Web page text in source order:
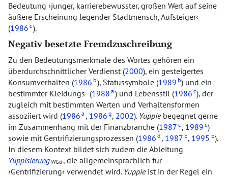
Bedeutung junger, karrierebewusster, großen Wert auf seine
äußere Erscheinung legender Stadtmensch, Aufsteiger
(1986 c).
Negativ besetzte Fremdzuschreibung
Zu den Bedeutungsmerkmale des Wortes gehören ein
überdurchschnittlicher Verdienst (2000), ein gesteigertes
Konsumverhalten (1986 b), Statussymbole (1989 b) und ein
bestimmter Kleidungs- (1988 a ) und Lebensstil (1986 c), der
zugleich mit bestimmten Werten und Verhaltensformen
assoziiert wird (1986 a , 1986 g, 2002). Yuppiebegegnet gerne
im Zusammenhang mit der Finanzbranche (1987 c , 1989 c)
sowie mit Gentrifizierungsprozessen (1986 d , 1987 b, 1995 b).
In diesem Kontext bildet sich zudem die Ableitung
Yuppisierung WGd, die allgemeinsprachlich für
Gentrifizierung verwendet wird. Yuppieist in der Regel ein